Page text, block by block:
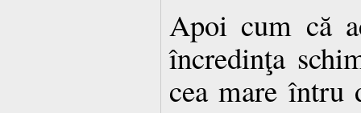
Apoi cum că
încredinţa
cea mare întru